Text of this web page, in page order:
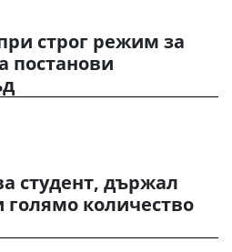
строг режим за
постанови
студент, държал
количество